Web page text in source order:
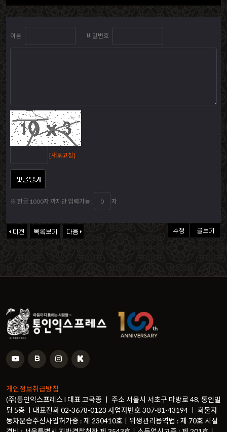
이름 비밀번호
[새로고침]
※ 한글 1000자 까지만 입력가능 : 자
개인정보취급방침
(주)통인익스프레스 l 대표 고국종 ㅣ 주소 서울시 서초구 마방로 48, 통인빌
딩 5층 ㅣ대표전화 02-3678-0123 사업자번호 307-81-43194 ㅣ 화물자
동차운송주선사업허가증 : 제 230410호ㅣ위생관리용역법 : 제 70호 시설